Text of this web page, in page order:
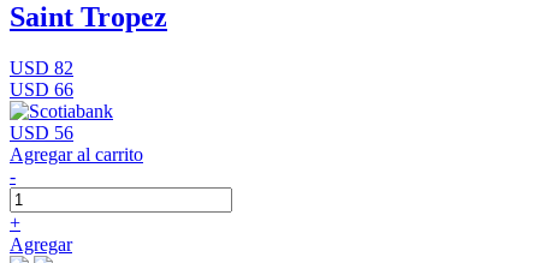
Saint Tropez
USD 82
USD 66
USD 56
Agregar al carrito
-
+
Agregar